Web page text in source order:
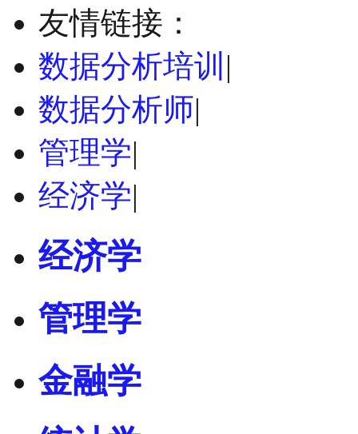
友情链接：
数据分析培训 |
数据分析师|
管理学|
经济学|
经济学
管理学
金融学